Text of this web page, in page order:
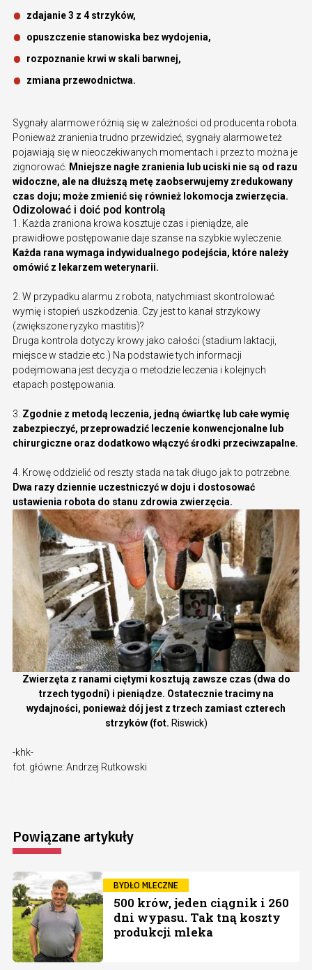
zdajanie 3 z 4 strzyków,
opuszczenie stanowiska bez wydojenia,
rozpoznanie krwi w skali barwnej,
zmiana przewodnictwa.
Sygnały alarmowe różnią się w zależności od producenta robota.
Ponieważ zranienia trudno przewidzieć, sygnały alarmowe też
pojawiają się w nieoczekiwanych momentach i przez to można je
zignorować. Mniejsze nagłe zranienia lub uciski nie są od razu
widoczne, ale na dłuższą metę zaobserwujemy zredukowany
czas doju; może zmienić się również lokomocja zwierzęcia.
Odizolować i doić pod kontrolą
1. Każda zraniona krowa kosztuje czas i pieniądze, ale
prawidłowe postępowanie daje szanse na szybkie wyleczenie.
Każda rana wymaga indywidualnego podejścia, które należy
omówić z lekarzem weterynarii.
2. W przypadku alarmu z robota, natychmiast skontrolować
wymię i stopień uszkodzenia. Czy jest to kanał strzykowy
(zwiększone ryzyko mastitis)?
Druga kontrola dotyczy krowy jako całości (stadium laktacji,
miejsce w stadzie etc.) Na podstawie tych informacji
podejmowana jest decyzja o metodzie leczenia i kolejnych
etapach postępowania.
3. Zgodnie z metodą leczenia, jedną ćwiartkę lub całe wymię
zabezpieczyć, przeprowadzić leczenie konwencjonalne lub
chirurgiczne oraz dodatkowo włączyć środki przeciwzapalne.
4. Krowę oddzielić od reszty stada na tak długo jak to potrzebne.
Dwa razy dziennie uczestniczyć w doju i dostosować
ustawienia robota do stanu zdrowia zwierzęcia.
Zwierzęta z ranami ciętymi kosztują zawsze czas (dwa do
trzech tygodni) i pieniądze. Ostatecznie tracimy na
wydajności, ponieważ dój jest z trzech zamiast czterech
strzyków (fot. Riswick)
-khk-
fot. główne: Andrzej Rutkowski
Powiązane artykuły
BYDŁO MLECZNE
500 krów, jeden ciągnik i 260
dni wypasu. Tak tną koszty
produkcji mleka